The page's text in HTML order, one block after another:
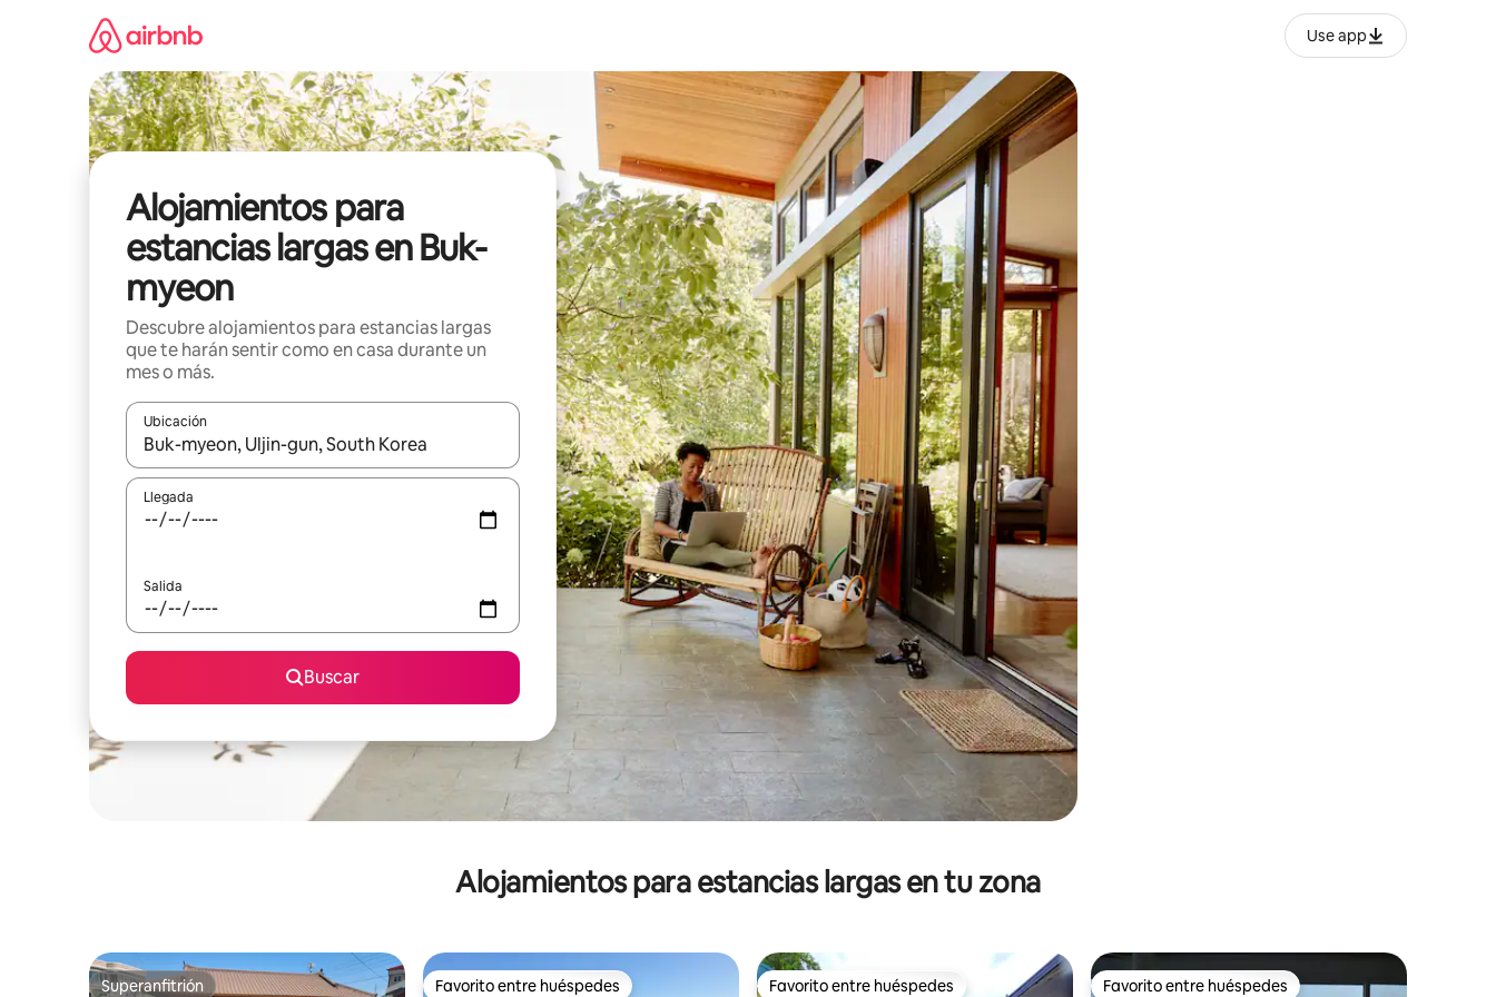
Use app
Alojamientos para
estancias largas en Buk-
myeon
Descubre alojamientos para estancias largas
que te harán sentir como en casa durante un
mes o más.
Ubicación
Cuando los resultados estén disponibles, podrás navegar usando las teclas de las flechas hacia arriba y hacia abajo, o bien tocando y deslizando la pantalla.
Llegada
Salida
Buscar
Alojamientos para estancias largas en tu zona
Superanfitrión Favorito entre huéspedes Favorito entre huéspedes Favorito entre huéspedes